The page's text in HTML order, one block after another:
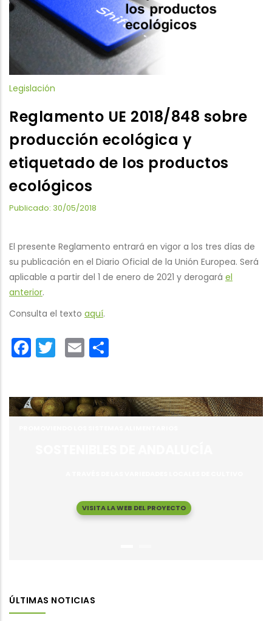
Legislación
Reglamento UE 2018/848 sobre
producción ecológica y
etiquetado de los productos
ecológicos
Publicado: 30/05/2018
El presente Reglamento entrará en vigor a los tres días de
su publicación en el Diario Oficial de la Unión Europea. Será
aplicable a partir del 1 de enero de 2021 y derogará el
anterior.
Consulta el texto aquí.
Facebook
Twitter
Email
VISITA LA WEB DEL PROYECTO
ÚLTIMAS NOTICIAS